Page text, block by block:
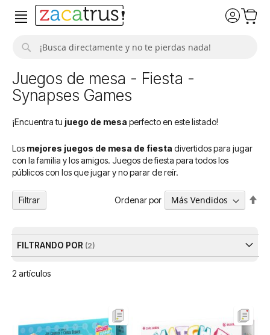
Juegos de mesa - Fiesta -
Synapses Games
¡Encuentra tu juego de mesa perfecto en este listado!
Los mejores juegos de mesa de fiesta divertidos para jugar
con la familia y los amigos. Juegos de fiesta para todos los
públicos con los que jugar y no parar de reír.
2 artículos
Ordenar por
Filtrar
FILTRANDO POR